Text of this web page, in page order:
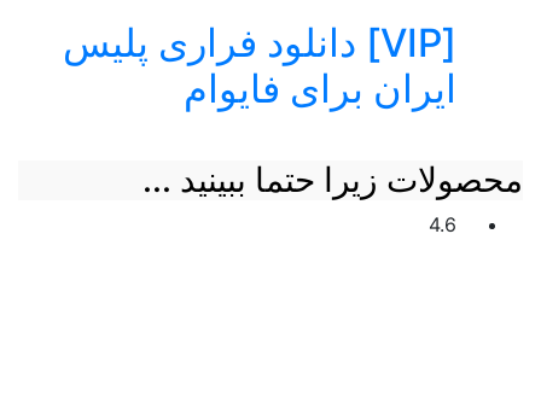
[VIP] دانلود فراری پلیس
ایران برای فایوام
محصولات زیرا حتما ببینید ...
4.6